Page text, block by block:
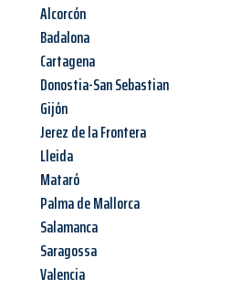
Alcorcón
Badalona
Cartagena
Donostia-San Sebastian
Gijón
Jerez de la Frontera
Lleida
Mataró
Palma de Mallorca
Salamanca
Saragossa
Valencia